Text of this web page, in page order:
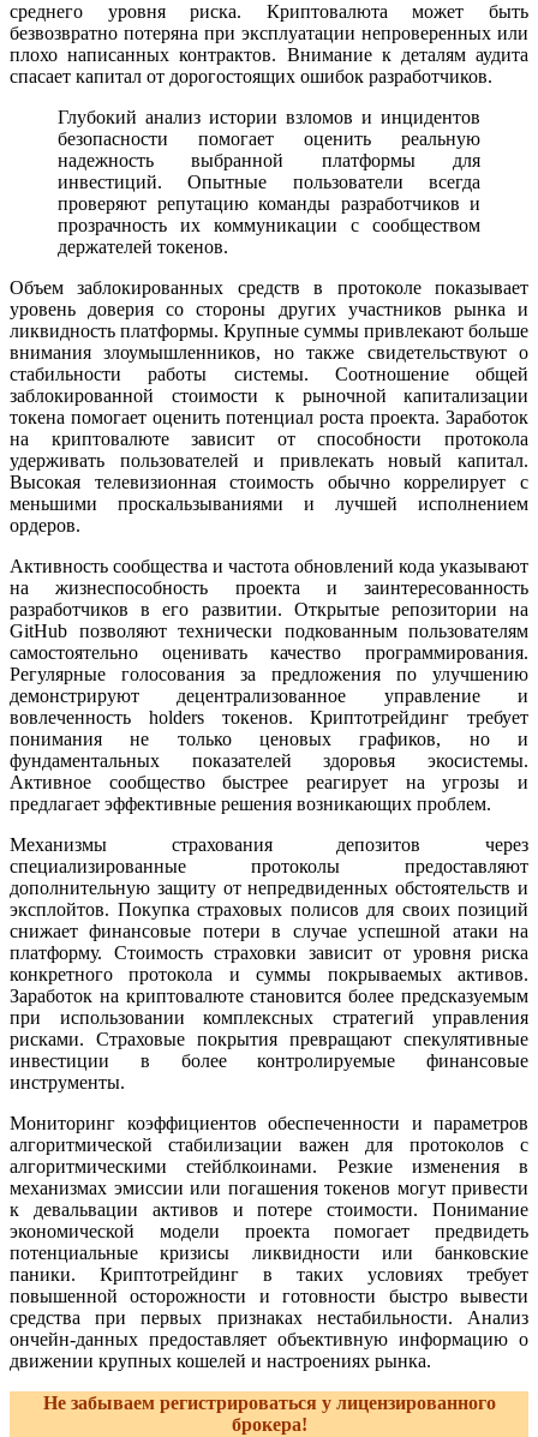
среднего уровня риска. Криптовалюта может быть
безвозвратно потеряна при эксплуатации непроверенных или
плохо написанных контрактов. Внимание к деталям аудита
спасает капитал от дорогостоящих ошибок разработчиков.
Глубокий анализ истории взломов и инцидентов
безопасности помогает оценить реальную
надежность выбранной платформы для
инвестиций. Опытные пользователи всегда
проверяют репутацию команды разработчиков и
прозрачность их коммуникации с сообществом
держателей токенов.
Объем заблокированных средств в протоколе показывает
уровень доверия со стороны других участников рынка и
ликвидность платформы. Крупные суммы привлекают больше
внимания злоумышленников, но также свидетельствуют о
стабильности работы системы. Соотношение общей
заблокированной стоимости к рыночной капитализации
токена помогает оценить потенциал роста проекта. Заработок
на криптовалюте зависит от способности протокола
удерживать пользователей и привлекать новый капитал.
Высокая телевизионная стоимость обычно коррелирует с
меньшими проскальзываниями и лучшей исполнением
ордеров.
Активность сообщества и частота обновлений кода указывают
на жизнеспособность проекта и заинтересованность
разработчиков в его развитии. Открытые репозитории на
GitHub позволяют технически подкованным пользователям
самостоятельно оценивать качество программирования.
Регулярные голосования за предложения по улучшению
демонстрируют децентрализованное управление и
вовлеченность holders токенов. Криптотрейдинг требует
понимания не только ценовых графиков, но и
фундаментальных показателей здоровья экосистемы.
Активное сообщество быстрее реагирует на угрозы и
предлагает эффективные решения возникающих проблем.
Механизмы страхования депозитов через
специализированные протоколы предоставляют
дополнительную защиту от непредвиденных обстоятельств и
эксплойтов. Покупка страховых полисов для своих позиций
снижает финансовые потери в случае успешной атаки на
платформу. Стоимость страховки зависит от уровня риска
конкретного протокола и суммы покрываемых активов.
Заработок на криптовалюте становится более предсказуемым
при использовании комплексных стратегий управления
рисками. Страховые покрытия превращают спекулятивные
инвестиции в более контролируемые финансовые
инструменты.
Мониторинг коэффициентов обеспеченности и параметров
алгоритмической стабилизации важен для протоколов с
алгоритмическими стейблкоинами. Резкие изменения в
механизмах эмиссии или погашения токенов могут привести
к девальвации активов и потере стоимости. Понимание
экономической модели проекта помогает предвидеть
потенциальные кризисы ликвидности или банковские
паники. Криптотрейдинг в таких условиях требует
повышенной осторожности и готовности быстро вывести
средства при первых признаках нестабильности. Анализ
ончейн-данных предоставляет объективную информацию о
движении крупных кошелей и настроениях рынка.
Не забываем регистрироваться у лицензированного
брокера!